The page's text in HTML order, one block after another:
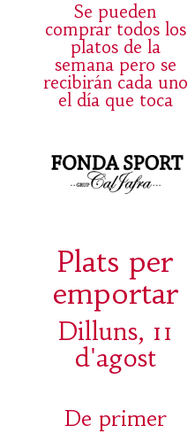
Se pueden
comprar todos los
platos de la
semana pero se
recibirán cada uno
el día que toca
Plats per
emportar
Dilluns, 11
d'agost
De primer